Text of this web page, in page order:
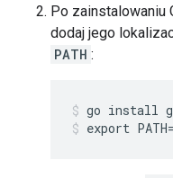
Po zainstalowaniu
dodaj jego
PATH :
go install
export